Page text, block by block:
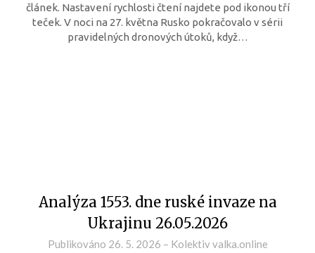
článek. Nastavení rychlosti čtení najdete pod ikonou tří
teček. V noci na 27. května Rusko pokračovalo v sérii
pravidelných dronových útoků, když…
Analýza 1553. dne ruské invaze na
Ukrajinu 26.05.2026
Publikováno 26. 5. 2026 – Kolektiv valka.online